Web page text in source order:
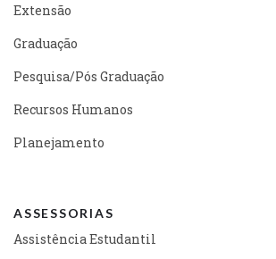
Extensão
Graduação
Pesquisa/Pós Graduação
Recursos Humanos
Planejamento
ASSESSORIAS
Assistência Estudantil